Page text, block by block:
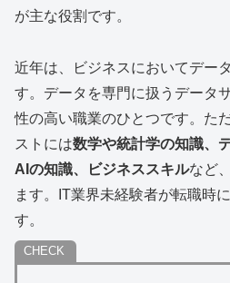
が主な役割です。
近年は、ビジネスにおいてデー
す。データを専門に扱うデータ
性の高い職業のひとつです。た
ストには数学や統計学の知識、
AIの知識、ビジネススキルなど
ます。IT業界未経験者が転職時
す。